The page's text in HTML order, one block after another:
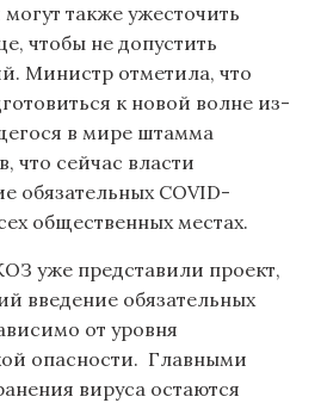
также ужесточить
чтобы не допустить
Министр отметила, что
к новой волне из-
в мире штамма
что сейчас власти
обязательных COVID-
общественных местах.
уже представили проект,
введение обязательных
от уровня
опасности. Главными
вируса остаются